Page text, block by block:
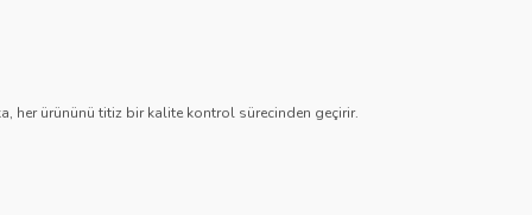
her ürününü titiz bir kalite kontrol sürecinden geçirir.